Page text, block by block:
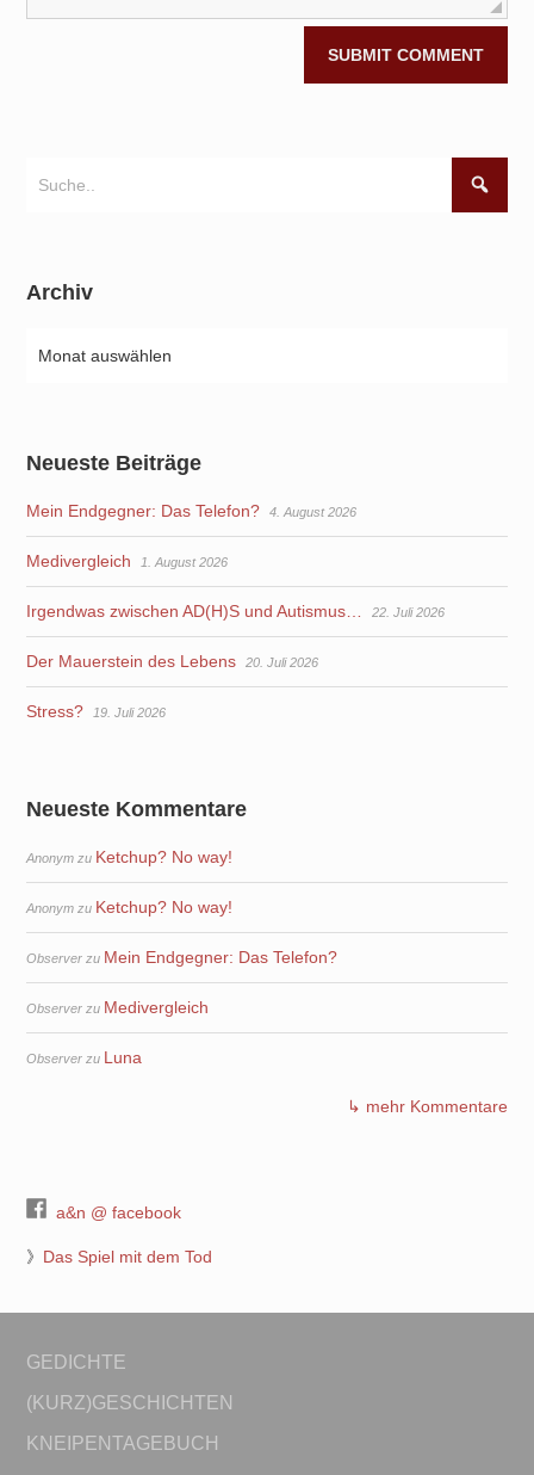
Archiv
Neueste Beiträge
Mein Endgegner: Das Telefon? 4. August 2026
Medivergleich 1. August 2026
Irgendwas zwischen AD(H)S und Autismus… 22. Juli 2026
Der Mauerstein des Lebens 20. Juli 2026
Stress? 19. Juli 2026
Neueste Kommentare
Anonym zu Ketchup? No way!
Anonym zu Ketchup? No way!
Observer zu Mein Endgegner: Das Telefon?
Observer zu Medivergleich
Observer zu Luna
↳ mehr Kommentare
a&n @ facebook
》 Das Spiel mit dem Tod
GEDICHTE
(KURZ)GESCHICHTEN
KNEIPENTAGEBUCH